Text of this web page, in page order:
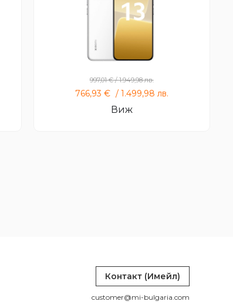
Xiaomi 13
997,01€/1.949,98лв.
766,93 € / 1.499,98 лв.
Виж
Контакт (Имейл)
customer@mi-bulgaria.com